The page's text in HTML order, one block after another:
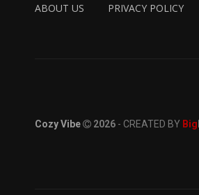
ABOUT US PRIVACY POLICY
Cozy Vibe 2026 - CREATED BY Big